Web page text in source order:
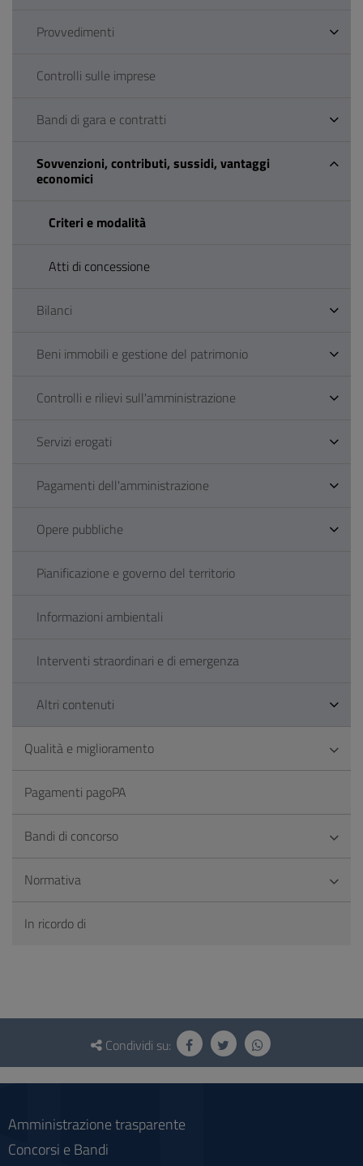
Provvedimenti
Controlli sulle imprese
Bandi di gara e contratti
Sovvenzioni, contributi, sussidi, vantaggi
economici
Criteri e modalità
Atti di concessione
Bilanci
Beni immobili e gestione del patrimonio
Controlli e rilievi sull'amministrazione
Servizi erogati
Pagamenti dell'amministrazione
Opere pubbliche
Pianificazione e governo del territorio
Informazioni ambientali
Interventi straordinari e di emergenza
Altri contenuti
Qualità e miglioramento
Pagamenti pagoPA
Bandi di concorso
Normativa
In ricordo di
Questionario
social
Condividi su:
Amministrazione trasparente
Concorsi e Bandi